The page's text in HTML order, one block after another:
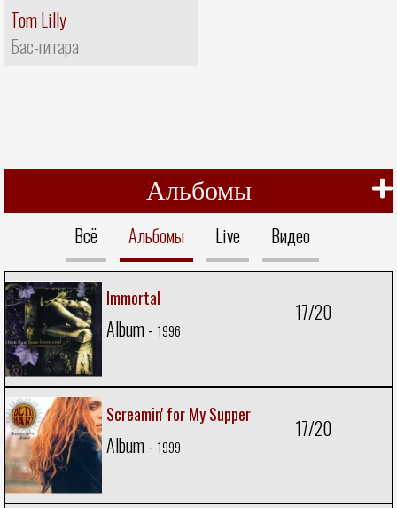
Tom Lilly
Бас-гитара
Альбомы
Всё Альбомы Live Видео
Immortal
Album - 1996
17/20
Screamin' for My Supper
Album - 1999
17/20